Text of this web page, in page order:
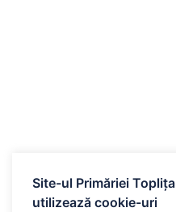
Site-ul Primăriei Toplița
utilizează cookie-uri